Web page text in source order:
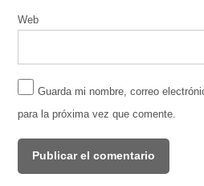
Web
Guarda mi nombre, correo
para la próxima vez que comente.